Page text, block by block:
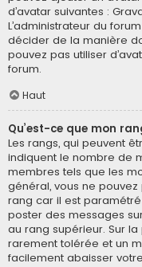
d’avatar suivantes :
L’administrateur du
décider de la manière
pouvez pas utiliser
forum.
Haut
Qu’est-ce que mon
Les rangs, qui peuvent
indiquent le nombre de
membres tels que les
général, vous ne pouvez
rang car il est paramétré
poster des messages
au rang supérieur. Sur
rarement tolérée et un
facilement abaisser